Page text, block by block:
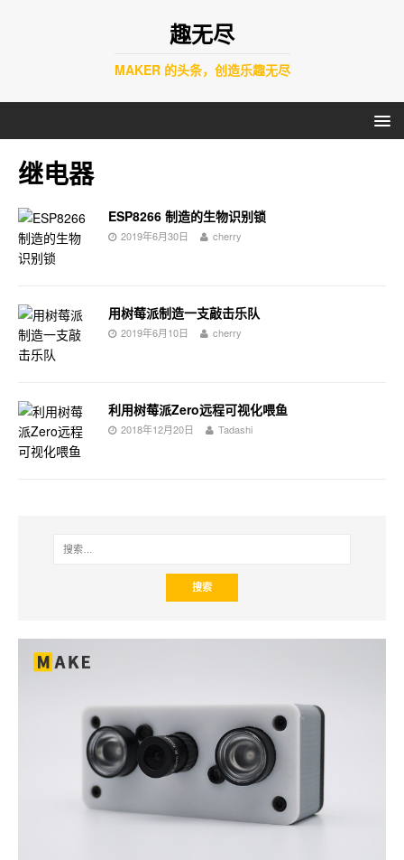
趣无尽
MAKER 的头条，创造乐趣无尽
继电器
ESP8266 制造的生物识别锁
2019年6月30日 cherry
用树莓派制造一支敲击乐队
2019年6月10日 cherry
利用树莓派Zero远程可视化喂鱼
2018年12月20日 Tadashi